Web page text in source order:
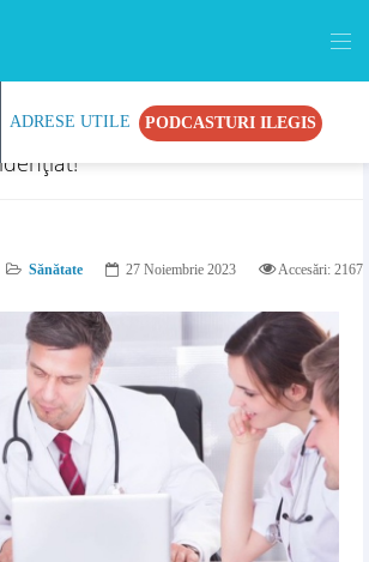
ADRESE UTILE PODCASTURI ILEGIS
minim de promovare pentru
Sănătate 27 Noiembrie 2023 Accesări: 2167